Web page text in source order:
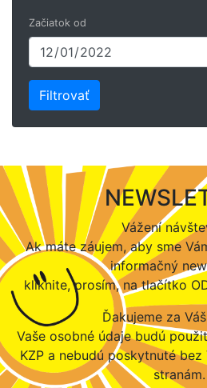
Začiatok od
Vážení
Ak máte záujem, aby sme
informačný
kliknite, prosím, na tlačítko
Ďakujeme za
Vaše osobné údaje budú
KZP a nebudú poskytnuté
stranám.